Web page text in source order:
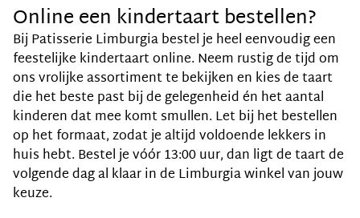
Online een kindertaart bestellen?
Bij Patisserie Limburgia bestel je heel eenvoudig een
feestelijke kindertaart online. Neem rustig de tijd om
ons vrolijke assortiment te bekijken en kies de taart
die het beste past bij de gelegenheid én het aantal
kinderen dat mee komt smullen. Let bij het bestellen
op het formaat, zodat je altijd voldoende lekkers in
huis hebt. Bestel je vóór 13:00 uur, dan ligt de taart de
volgende dag al klaar in de Limburgia winkel van jouw
keuze.